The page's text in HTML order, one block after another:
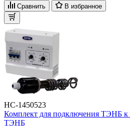
Сравнить В избранное
НС-1450523
Комплект для подключения ТЭНБ
ТЭНБ